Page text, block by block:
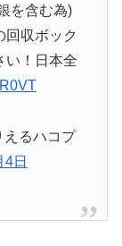
を含む為)
回収ボック
い！日本全
るハコプ
4日